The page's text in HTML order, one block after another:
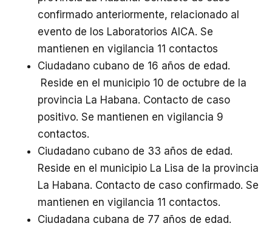
confirmado anteriormente, relacionado al
evento de los Laboratorios AICA. Se
mantienen en vigilancia 11 contactos
Ciudadano cubano de 16 años de edad.
Reside en el municipio 10 de octubre de la
provincia La Habana. Contacto de caso
positivo. Se mantienen en vigilancia 9
contactos.
Ciudadano cubano de 33 años de edad.
Reside en el municipio La Lisa de la provincia
La Habana. Contacto de caso confirmado. Se
mantienen en vigilancia 11 contactos.
Ciudadana cubana de 77 años de edad.